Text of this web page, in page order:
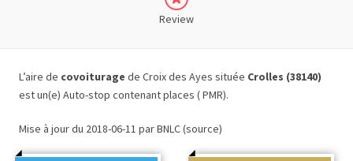
Review
L’aire de covoiturage de Croix des Ayes située Crolles (38140)
est un(e) Auto-stop contenant places ( PMR).
Mise à jour du 2018-06-11 par BNLC (source)